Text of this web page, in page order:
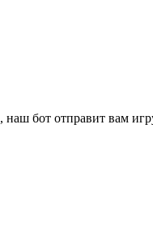
бот отправит вам